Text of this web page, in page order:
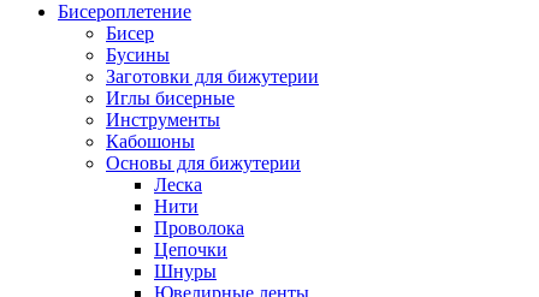
Бисероплетение
Бисер
Бусины
Заготовки для бижутерии
Иглы бисерные
Инструменты
Кабошоны
Основы для бижутерии
Леска
Нити
Проволока
Цепочки
Шнуры
Ювелирные ленты